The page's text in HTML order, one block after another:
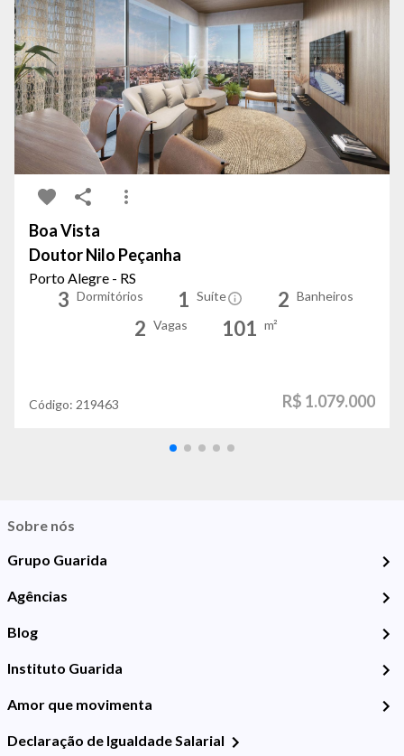
Boa Vista
Doutor Nilo Peçanha
Porto Alegre - RS
3 Dormitórios 1 Suíte 2 Banheiros
2 Vagas 101 m²
Código: 219463 R$ 1.079.000
Sobre nós
Grupo Guarida
Agências
Blog
Instituto Guarida
Amor que movimenta
Declaração de Igualdade Salarial